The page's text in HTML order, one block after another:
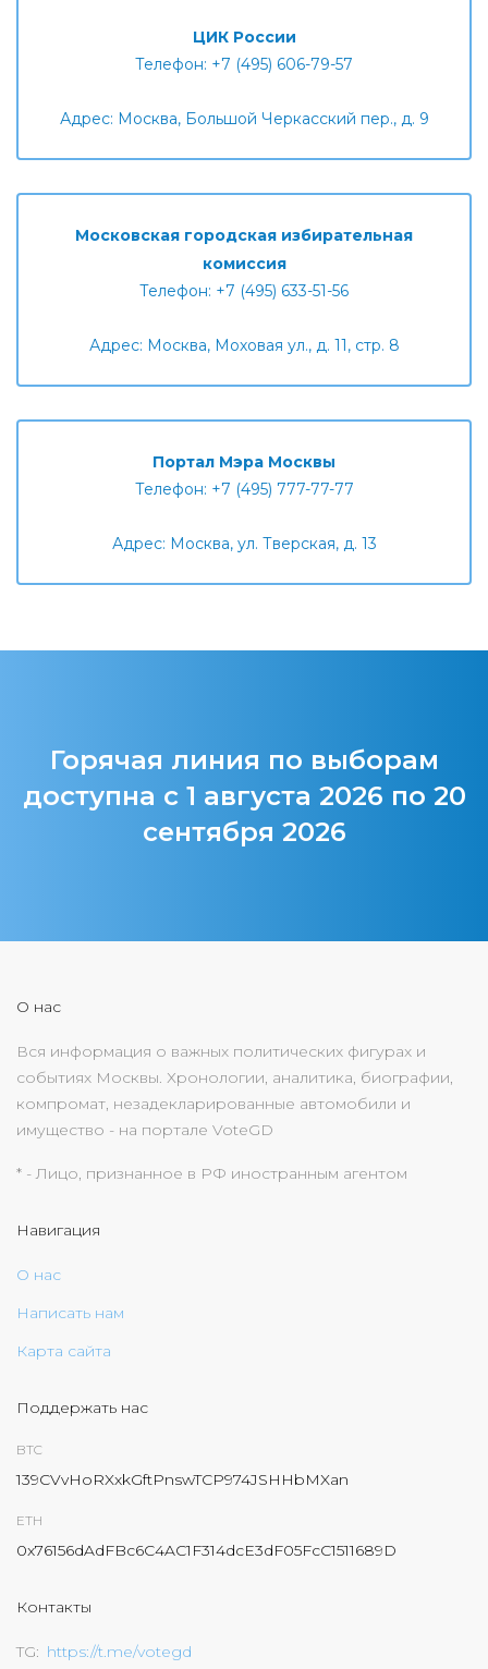
ЦИК России
Телефон: +7 (495) 606-79-57
Адрес: Москва, Большой Черкасский пер., д. 9
Московская городская избирательная
комиссия
Телефон: +7 (495) 633-51-56
Адрес: Москва, Моховая ул., д. 11, стр. 8
Портал Мэра Москвы
Телефон: +7 (495) 777-77-77
Адрес: Москва, ул. Тверская, д. 13
Горячая линия по выборам
доступна с 1 августа 2026 по 20
сентября 2026
О нас
Вся информация о важных политических фигурах и
событиях Москвы. Хронологии, аналитика, биографии,
компромат, незадекларированные автомобили и
имущество - на портале VoteGD
* - Лицо, признанное в РФ иностранным агентом
Навигация
О нас
Написать нам
Карта сайта
Поддержать нас
BTC
139CVvHoRXxkGftPnswTCP974JSHHbMXan
ETH
0x76156dAdFBc6C4AC1F314dcE3dF05FcC1511689D
Контакты
TG https://t.me/votegd